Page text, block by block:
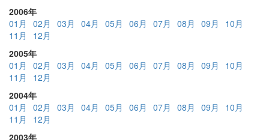
2006年
01月
02月 03月 04月 05月 06月 07月 08月 09月
10月
11月
12月
2005年
01月
02月 03月 04月 05月 06月 07月 08月 09月
10月
11月
12月
2004年
01月
02月 03月 04月 05月 06月 07月 08月 09月
10月
11月
12月
2003年